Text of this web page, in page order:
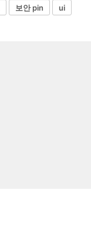
보안 pin ui